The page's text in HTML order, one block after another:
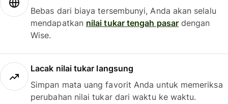
Bebas dari biaya tersembunyi, Anda akan selalu
mendapatkan nilai tukar tengah pasardengan
Wise.
Lacak nilai tukar langsung
Simpan mata uang favorit Anda untuk memeriksa
perubahan nilai tukar dari waktu ke waktu.